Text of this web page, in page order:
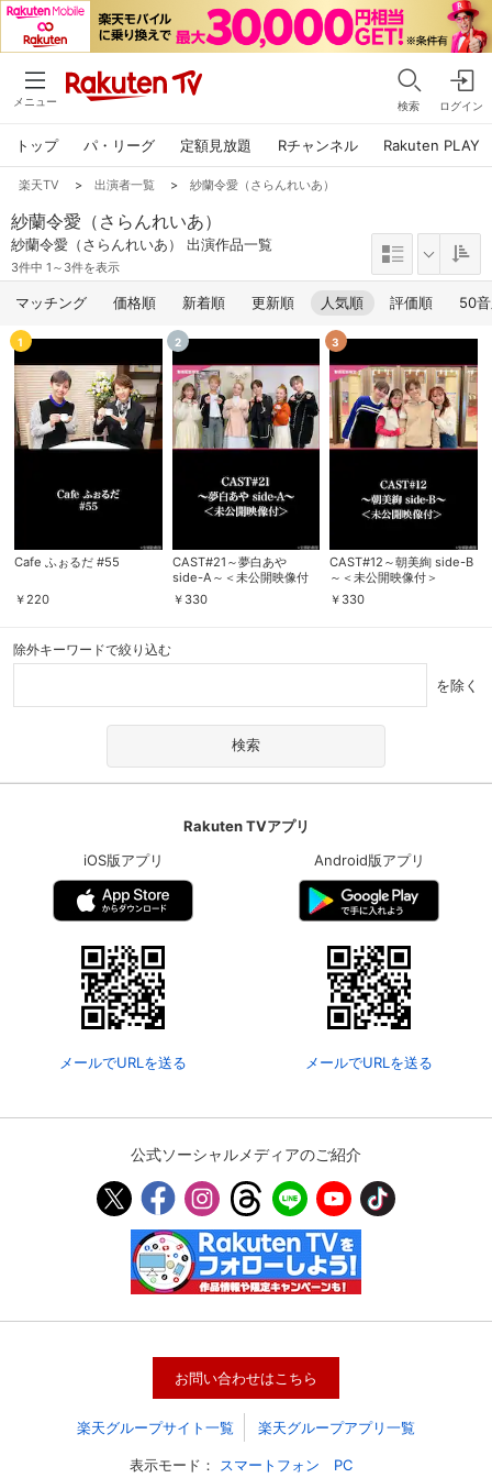
メニュー 検索 ログイン
トップ パ・リーグ 定額見放題 Rチャンネル Rakuten PLAY
楽天TV > 出演者一覧 > 紗蘭令愛（さらんれいあ）
紗蘭令愛（さらんれいあ）
紗蘭令愛（さらんれいあ） 出演作品一覧
3件中 1～3件を表示
マッチング 価格順 新着順 更新順 人気順 評価順 50
1
Cafe ふぉるだ #55
￥220
2
CAST#21～夢白あや
side-A～＜未公開映像付
＞
￥ 330
3
CAST#12～朝美絢 side-B
～＜未公開映像付＞
￥ 330
除外キーワードで絞り込む
を除く
Rakuten TVアプリ
iOS版アプリ
メールでURLを送る
Android版アプリ
メールでURLを送る
公式ソーシャルメディアのご紹介
お問い合わせはこちら
楽天グループサイト一覧 楽天グループアプリ一覧
表示モード： スマートフォン PC